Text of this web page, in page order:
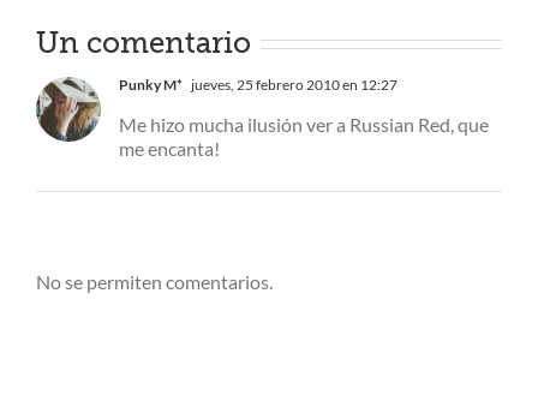
Un comentario
Punky M* jueves, 25 febrero 2010 en 12:27
Me hizo mucha ilusión ver a Russian Red, que
me encanta!
No se permiten comentarios.